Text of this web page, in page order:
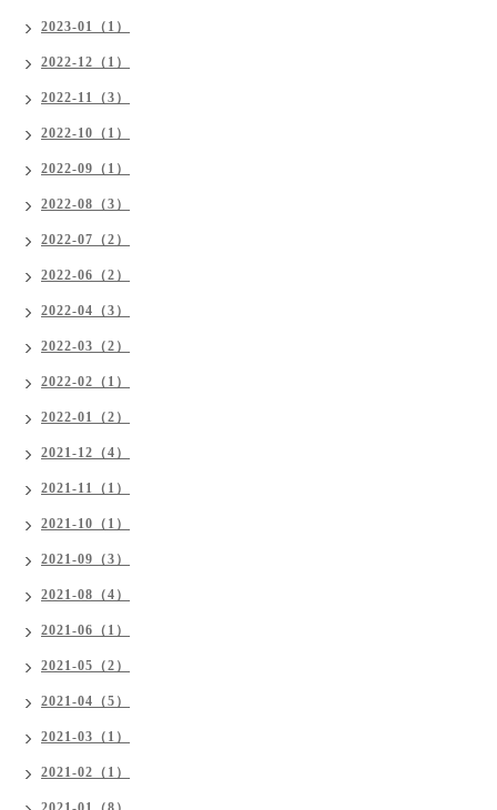
2023-01（1）
2022-12（1）
2022-11（3）
2022-10（1）
2022-09（1）
2022-08（3）
2022-07（2）
2022-06（2）
2022-04（3）
2022-03（2）
2022-02（1）
2022-01（2）
2021-12（4）
2021-11（1）
2021-10（1）
2021-09（3）
2021-08（4）
2021-06（1）
2021-05（2）
2021-04（5）
2021-03（1）
2021-02（1）